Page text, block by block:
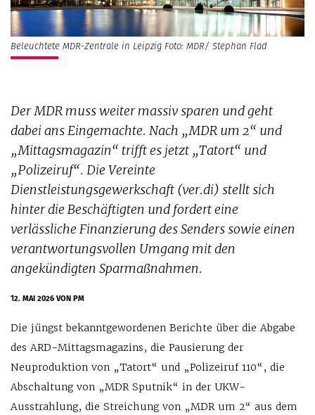
Beleuchtete MDR-Zentrale in Leipzig Foto: MDR/ Stephan Flad
Der MDR muss weiter massiv sparen und geht
dabei ans Eingemachte. Nach „MDR um 2“ und
„Mittagsmagazin“ trifft es jetzt „Tatort“ und
„Polizeiruf“. Die Vereinte
Dienstleistungsgewerkschaft (ver.di) stellt sich
hinter die Beschäftigten und fordert eine
verlässliche Finanzierung des Senders sowie einen
verantwortungsvollen Umgang mit den
angekündigten Sparmaßnahmen.
12. MAI 2026VON PM
Die jüngst bekanntgewordenen Berichte über die Abgabe
des ARD-Mittagsmagazins, die Pausierung der
Neuproduktion von „Tatort“ und „Polizeiruf 110“, die
Abschaltung von „MDR Sputnik“ in der UKW-
Ausstrahlung, die Streichung von „MDR um 2“ aus dem